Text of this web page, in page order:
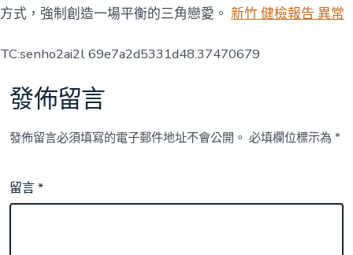
方式，強制創造一場平衡的三角戀愛。 新竹 健檢報告 異常
TC:senho2ai2l 69e7a2d5331d48.37470679
發佈留言
發佈留言必須填寫的電子郵件地址不會公開。 必填欄位標示為*
留言*